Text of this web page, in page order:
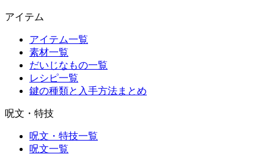
アイテム
アイテム一覧
素材一覧
だいじなもの一覧
レシピ一覧
鍵の種類と入手方法まとめ
呪文・特技
呪文・特技一覧
呪文一覧